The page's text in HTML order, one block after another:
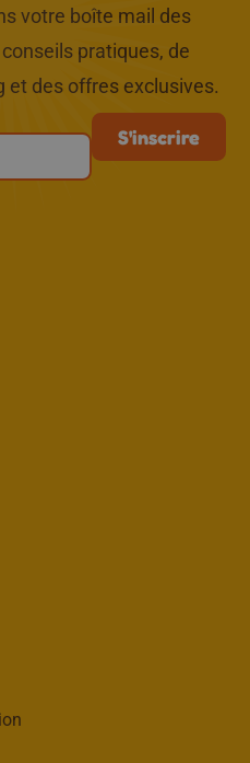
votre boîte mail des
pratiques, de
et des offres exclusives.